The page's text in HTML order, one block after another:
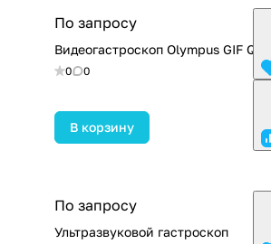
По запросу
Видеогастроскоп Olympus GIF Q150
0 0
В корзину
По запросу
Ультразвуковой гастроскоп